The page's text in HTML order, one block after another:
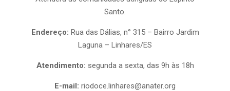
Santo.
Endereço: Rua das Dálias, n° 315 – Bairro Jardim
Laguna – Linhares/ES
Atendimento: segunda a sexta, das 9h às 18h
E-mail: riodoce.linhares@anater.org